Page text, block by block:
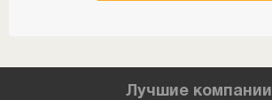
Лучшие компании